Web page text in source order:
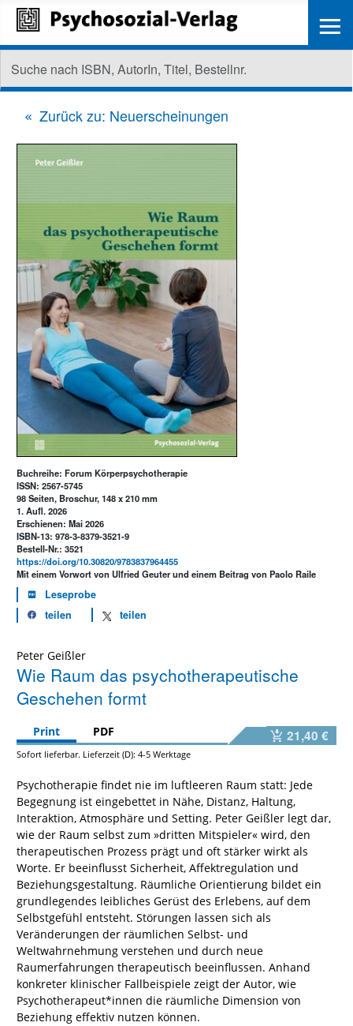
Zurück zu: Neuerscheinungen
Buchreihe: Forum Körperpsychotherapie
ISSN: 2567-5745
98 Seiten, Broschur, 148 x 210 mm
1. Aufl. 2026
Erschienen: Mai 2026
ISBN-13: 978-3-8379-3521-9
Bestell-Nr.: 3521
https://doi.org/10.30820/9783837964455
Mit einem Vorwort von Ulfried Geuter und einem Beitrag von Paolo Raile
Leseprobe
teilen
teilen
Peter Geißler
Wie Raum das psychotherapeutische
Geschehen formt
Print PDF 21,40 €
Sofort lieferbar. Lieferzeit (D): 4-5 Werktage
Psychotherapie findet nie im luftleeren Raum statt: Jede
Begegnung ist eingebettet in Nähe, Distanz, Haltung,
Interaktion, Atmosphäre und Setting. Peter Geißler legt dar,
wie der Raum selbst zum »dritten Mitspieler« wird, den
therapeutischen Prozess prägt und oft stärker wirkt als
Worte. Er beeinflusst Sicherheit, Affektregulation und
Beziehungsgestaltung. Räumliche Orientierung bildet ein
grundlegendes leibliches Gerüst des Erlebens, auf dem
Selbstgefühl entsteht. Störungen lassen sich als
Veränderungen der räumlichen Selbst- und
Weltwahrnehmung verstehen und durch neue
Raumerfahrungen therapeutisch beeinflussen. Anhand
konkreter klinischer Fallbeispiele zeigt der Autor, wie
Psychotherapeut*innen die räumliche Dimension von
Beziehung effektiv nutzen können.
≡